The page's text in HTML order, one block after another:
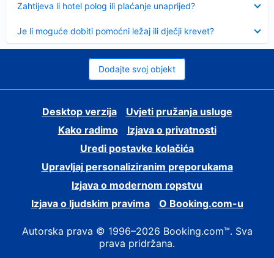
Zahtijeva li hotel polog ili plaćanje unaprijed?
Je li moguće dobiti pomoćni ležaj ili dječji krevet?
Dodajte svoj objekt
Desktop verzija
Uvjeti pružanja usluge
Kako radimo
Izjava o privatnosti
Uredi postavke kolačića
Upravljaj personaliziranim preporukama
Izjava o modernom ropstvu
Izjava o ljudskim pravima
O Booking.com-u
Autorska prava © 1996–2026 Booking.com™. Sva
prava pridržana.